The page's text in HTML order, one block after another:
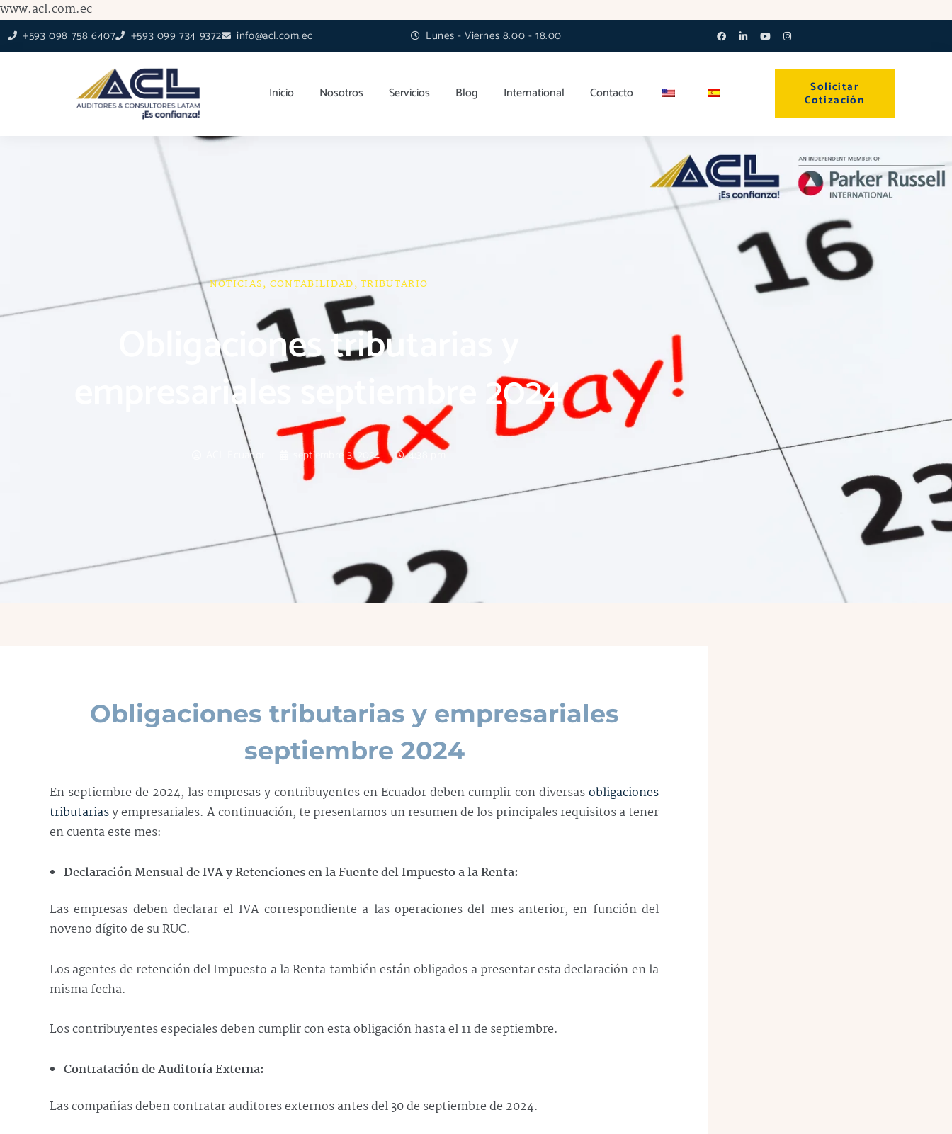
www.acl.com.ecIr
al
contenido
+593 098 758 6407 +593 099 734 9372 info@acl.com.ec Lunes - Viernes 8.00 - 18.00 Facebook-
f
Linkedin-
in
YoutubeInstagram
Inicio Nosotros Servicios Blog International Contacto Solicitar
Cotización
NOTICIAS, CONTABILIDAD,TRIBUTARIO
Obligaciones tributarias y
empresariales septiembre 2024
ACL Ecuador septiembre 3, 2024 4:38 pm
Obligaciones tributarias y empresariales
septiembre 2024
En septiembre de 2024, las empresas y contribuyentes en Ecuador deben cumplir con diversasobligaciones
tributariasy empresariales. A continuación, te presentamos un resumen de los principales requisitos a tener
en cuenta este mes:
Declaración Mensual de IVA y Retenciones en la Fuente del Impuesto a la Renta:
Las empresas deben declarar el IVA correspondiente a las operaciones del mes anterior, en función del
noveno dígito de su RUC.
Los agentes de retención del Impuesto a la Renta también están obligados a presentar esta declaración en la
misma fecha.
Los contribuyentes especiales deben cumplir con esta obligación hasta el 11 de septiembre.
Contratación de Auditoría Externa:
Las compañías deben contratar auditores externos antes del 30 de septiembre de 2024.